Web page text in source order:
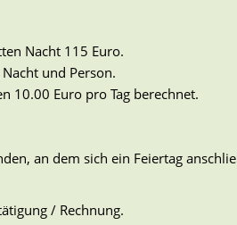
Nacht 115 Euro.
und Person.
10.00 Euro pro Tag berechnet.
an dem sich ein Feiertag
/ Rechnung.